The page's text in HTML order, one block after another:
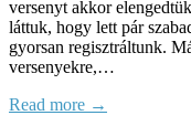
versenyt akkor
láttuk, hogy lett pár
gyorsan regisztráltunk.
versenyekre,…
Read more →